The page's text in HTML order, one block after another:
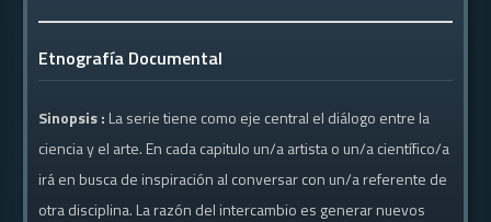
Etnografía Documental
Sinopsis : La serie tiene como eje central el diálogo entre la
ciencia y el arte. En cada capitulo un/a artista o un/a científico/a
irá en busca de inspiración al conversar con un/a referente de
otra disciplina. La razón del intercambio es generar nuevos